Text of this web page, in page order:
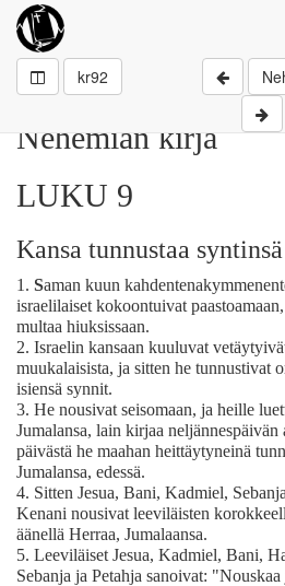
kr92
Nehemian kirja
LUKU 9
Kansa tunnustaa syntinsä
1. Saman kuun
israelilaiset kokoontuivat
multaa hiuksissaan.
2. Israelin kansaan kuuluvat
muukalaisista, ja sitten he tunnustivat
isiensä synnit.
3. He nousivat seisomaan, ja heille
Jumalansa, lain kirjaa neljännespäivän
päivästä he maahan heittäytyneinä
Jumalansa, edessä.
4. Sitten Jesua, Bani, Kadmiel,
Kenani nousivat leeviläisten
äänellä Herraa, Jumalaansa.
5. Leeviläiset Jesua, Kadmiel, Bani,
Sebanja ja Petahja sanoivat: